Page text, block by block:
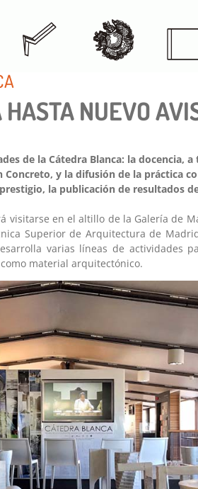
NUEVO
de la Cátedra Blanca: la docencia,
y la difusión de la práctica
la publicación de resultados
visitarse en el altillo de la Galería de
Superior de Arquitectura de
varias líneas de actividades
material arquitectónico.